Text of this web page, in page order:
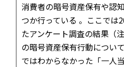
消費者の暗号資産保有や認
つか行っている 。ここでは
たアンケート調査の結果（
の暗号資産保有行動につい
ではわからなかった「一人